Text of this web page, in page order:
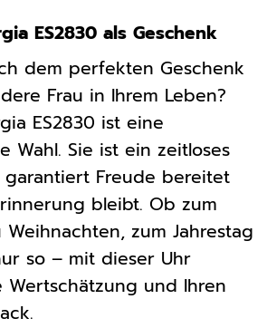
ES2830 als Geschenk
dem perfekten Geschenk
Frau in Ihrem Leben?
ES2830 ist eine
Wahl. Sie ist ein zeitloses
garantiert Freude bereitet
bleibt. Ob zum
zum Jahrestag
so – mit dieser Uhr
Wertschätzung und Ihren